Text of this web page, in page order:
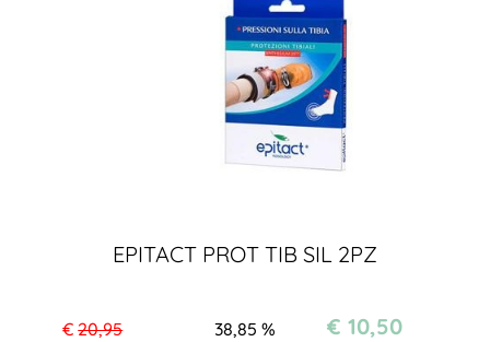
EPITACT PROT TIB SIL 2PZ
€ 20,95 %
38,85 € 10,50